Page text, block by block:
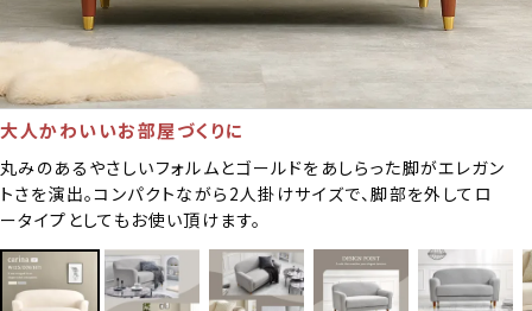
大人かわいいお部屋づくりに
丸みのあるやさしいフォルムとゴールドをあしらった脚がエレガン
トさを演出。コンパクトながら2人掛けサイズで、脚部を外してロ
ータイプとしてもお使い頂けます。